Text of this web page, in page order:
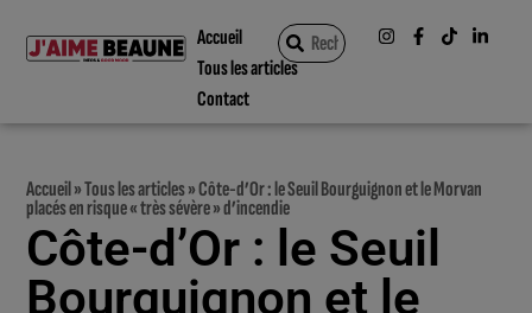
Accueil
Tous les articles
Contact
Accueil»Tous les articles»Côte-d’Or : le Seuil Bourguignon et le Morvan
placés en risque « très sévère » d’incendie
Côte-d’Or : le Seuil
Bourguignon et le